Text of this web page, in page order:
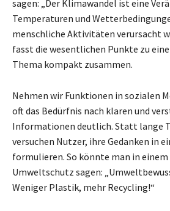
sagen: „Der Klimawandel ist eine
Temperaturen und
menschliche Aktivitäten verursacht
fasst die wesentlichen Punkte zu
Thema kompakt zusammen.
Nehmen wir Funktionen in sozialen
oft das Bedürfnis nach klaren und
Informationen deutlich. Statt lange
versuchen Nutzer, ihre Gedanken in
formulieren. So könnte man in
Umweltschutz sagen:
Weniger Plastik, mehr Recycling!“